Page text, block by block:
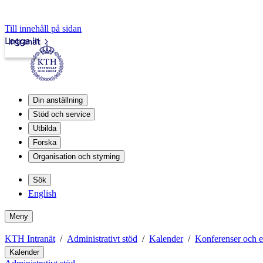
Till innehåll på sidan
Intranät
Logga in
Din anställning
Stöd och service
Utbilda
Forska
Organisation och styrning
Sök
English
Meny
KTH Intranät Administrativt stöd Kalender Konferenser och
Kalender